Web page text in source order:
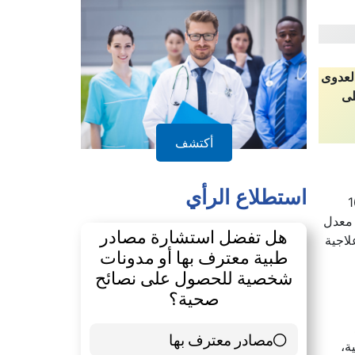
أعلى
16
لتحديد معدل
أكتشف
استطلاع الرأي
هل تفضل استشارة مصادر
طبية معترف بها أو مدونات
شخصية للحصول على نصائح
صحية؟
مصادر معترف بها
39 ( 65 % )